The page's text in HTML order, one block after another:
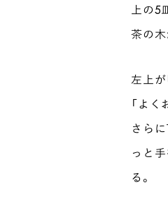
上の5
茶の
左上が
「よ
さら
っと
る。